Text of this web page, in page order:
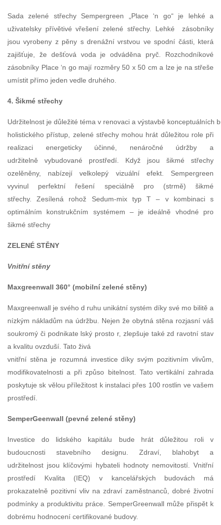
Sada zelené střechy Sempergreen „Place ‘n go“ je lehké a
uživatelsky přívětivé vřešení zelené střechy. Lehké zásobníky
jsou vyrobeny z pěny s drenážní vrstvou ve spodní části, která
zajišťuje, že dešťová voda je odváděna pryč. Rozchodníkové
zásobníky Place ‘n go mají rozměry 50 x 50 cm a lze je na střeše
umístit přímo jeden vedle druhého.
4. Šikmé střechy
Udržitelnost je důležité téma v renovaci a výstavbě konceptuálních
holistického přístup, zelené střechy mohou hrát důležitou role při
realizaci energeticky účinné, nenáročné údržby a
udržitelně vybudované prostředí. Když jsou šikmé střechy
ozelěněny, nabízejí velkolepý vizuální efekt. Sempergreen
vyvinul perfektní řešení speciálně pro (strmě) šikmé
střechy. Zesílená rohož Sedum-mix typ T – v kombinaci s
optimálním konstrukčním systémem – je ideálně vhodné pro
šikmé střechy
ZELENÉ STĚNY
Vnitřní stěny
Maxgreenwall 360° (mobilní zelené stěny)
Maxgreenwall je svého d ruhu unikátní systém díky své mo bilitě a
nízkým nákladům na údržbu. Nejen že obytná stěna rozjasní váš
soukromý či podnikate lský prosto r, zlepšuje také zd ravotní stav
a kvalitu ovzduší. Tato živá
vnitřní stěna je rozumná investice díky svým pozitivním vlivům,
modifikovatelnosti a při způso bitelnost. Tato vertikální zahrada
poskytuje sk vělou příležitost k instalaci přes 100 rostlin ve vašem
prostředí.
SemperGeenwall (pevné zelené stěny)
Investice do lidského kapitálu bude hrát důležitou roli v
budoucnosti stavebního designu. Zdraví, blahobyt a
udržitelnost jsou klíčovými hybateli hodnoty nemovitostí. Vnitřní
prostředí Kvalita (IEQ) v kancelářských budovách má
prokazatelně pozitivní vliv na zdraví zaměstnanců, dobré životní
podmínky a produktivitu práce. SemperGreenwall může přispět k
dobrému hodnocení certifikované budovy.